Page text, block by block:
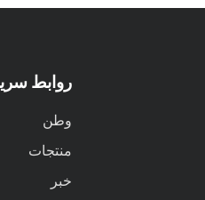
روابط
وطن
منتجات
خبر